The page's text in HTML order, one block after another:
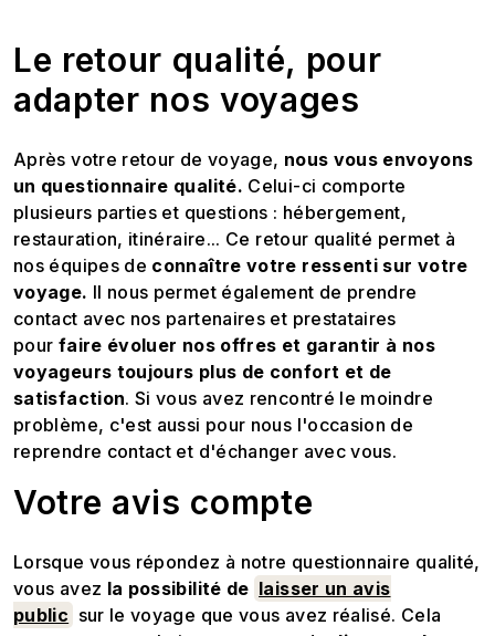
Le retour qualité, pour
adapter nos voyages
Après votre retour de voyage, nous vous envoyons
un questionnaire qualité. Celui-ci comporte
plusieurs parties et questions : hébergement,
restauration, itinéraire... Ce retour qualité permet à
nos équipes de connaître votre ressenti sur votre
voyage. Il nous permet également de prendre
contact avec nos partenaires et prestataires
pour faire évoluer nos offres et garantir à nos
voyageurs toujours plus de confort et de
satisfaction. Si vous avez rencontré le moindre
problème, c'est aussi pour nous l'occasion de
reprendre contact et d'échanger avec vous.
Votre avis compte
Lorsque vous répondez à notre questionnaire qualité,
vous avez la possibilité de laisser un avis
public sur le voyage que vous avez réalisé. Cela